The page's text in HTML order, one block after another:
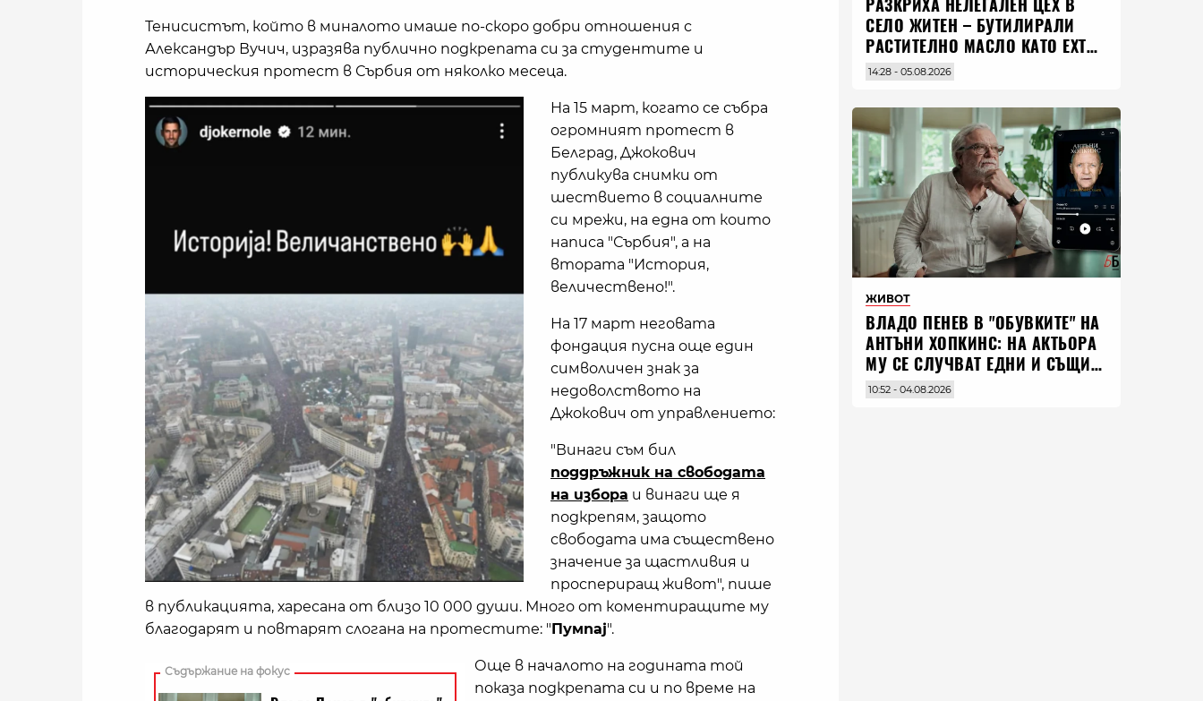
Тенисистът, който в миналото имаше по-скоро добри отношения с
Александър Вучич, изразява публично подкрепата си за студентите и
историческия протест в Сърбия от няколко месеца.
На 15 март, когато се събра
огромният протест в
Белград, Джокович
публикува снимки от
шествието в социалните
си мрежи, на една от които
написа "Сърбия", а на
втората "История,
величественo!".
На 17 март неговата
фондация пусна още един
символичен знак за
недоволството на
Джокович от управлението:
"Винаги съм бил
поддръжник на свободата
на избора и винаги ще я
подкрепям, защото
свободата има съществено
значение за щастливия и
проспериращ живот", пише
в публикацията, харесана от близо 10 000 души. Много от коментиращите му
благодарят и повтарят слогана на протестите: " Пумпаj".
Още в началото на годината той
показа подкрепата си и по време на
РАЗКРИХА НЕЛЕГАЛЕН ЦЕХ В
СЕЛО ЖИТЕН – БУТИЛИРАЛИ
РАСТИТЕЛНО МАСЛО КАТО EXTRA
VIRGIN ЗЕХТИН
14:28 - 05.08.2026
ЖИВОТ
ВЛАДO ПЕНЕВ В "ОБУВКИТЕ" НА
АНТЪНИ ХОПКИНС: НА АКТЬОРА
МУ СЕ СЛУЧВАТ ЕДНИ И СЪЩИ
НЕЩА ПО ЦЕЛИЯ СВЯТ
10:52 - 04.08.2026